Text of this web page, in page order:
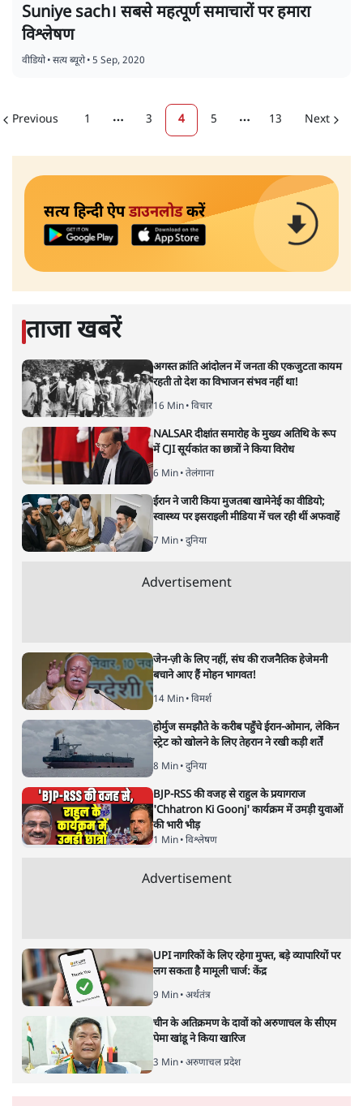
Suniye sach। सबसे महत्पूर्ण समाचारों पर हमारा
विश्लेषण
वीडियो•सत्य ब्यूरो•5 Sep, 2020
Previous 1 More pages
3 4 5 More pages
13 Next
सत्य हिन्दी ऐपडाउनलोडकरें
ताजा खबरें
अगस्त क्रांति आंदोलन में जनता की एकजुटता कायम
रहती तो देश का विभाजन संभव नहीं था!
16 Min• विचार
NALSAR दीक्षांत समारोह के मुख्य अतिथि के रूप
में CJI सूर्यकांत का छात्रों ने किया विरोध
6 Min• तेलंगाना
ईरान ने जारी किया मुजतबा खामेनेई का वीडियो;
स्वास्थ्य पर इसराइली मीडिया में चल रही थीं अफवाहें
7 Min• दुनिया
Advertisement
जेन-ज़ी के लिए नहीं, संघ की राजनैतिक हेजेमनी
बचाने आए हैं मोहन भागवत!
14 Min• विमर्श
होर्मुज समझौते के करीब पहुँचे ईरान-ओमान, लेकिन
स्ट्रेट को खोलने के लिए तेहरान ने रखी कड़ी शर्तें
8 Min• दुनिया
BJP-RSS की वजह से राहुल के प्रयागराज
'Chhatron Ki Goonj' कार्यक्रम में उमड़ी युवाओं
की भारी भीड़
1 Min• विश्लेषण
Advertisement
UPI नागरिकों के लिए रहेगा मुफ्त, बड़े व्यापारियों पर
लग सकता है मामूली चार्ज: केंद्र
9 Min• अर्थतंत्र
चीन के अतिक्रमण के दावों को अरुणाचल के सीएम
पेमा खांडू ने किया खारिज
3 Min• अरुणाचल प्रदेश